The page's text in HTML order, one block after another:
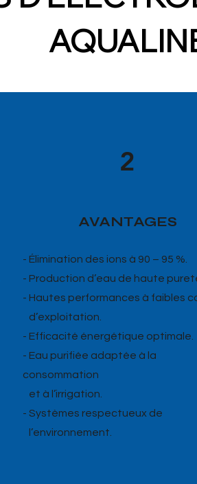
2
AVANTAGES
- Élimination des ions à 90 – 95 %.
- Production d’eau de haute
- Hautes performances à faibles
d’exploitation.
- Efficacité énergétique optimale.
- Eau purifiée adaptée à la
consommation
et à l’irrigation.
- Systèmes respectueux de
l’environnement.